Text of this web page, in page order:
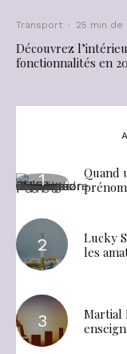
Transport · 25 min
Découvrez
fonctionnalités en
Quand
Lucky
les
Martial